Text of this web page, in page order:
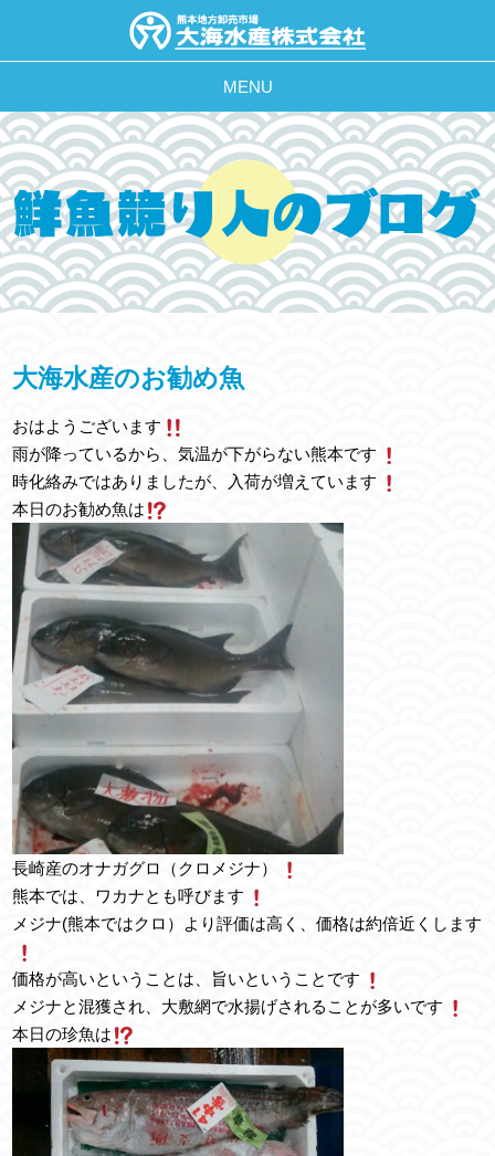
MENU
大海水産のお勧め魚
おはようございます
雨が降っているから、気温が下がらない熊本です
時化絡みではありましたが、入荷が増えています
本日のお勧め魚は
長崎産のオナガグロ（クロメジナ）
熊本では、ワカナとも呼びます
メジナ(熊本ではクロ）より評価は高く、価格は約倍近くします
価格が高いということは、旨いということです
メジナと混獲され、大敷網で水揚げされることが多いです
本日の珍魚は